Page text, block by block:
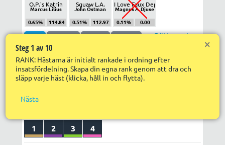
0.65% 114.84
O.P.'s Katrin
Marcus Lilius
0.51% 112.97
Squaw L.A.
John Östman
0.11% 0.00
I Love Faux Depart
Magnus A. Djuse
Utdelning
Rätta system
ABC set 1 LÄGG TILL REGEL
1 2 3 4
Steg 1 av 10
RANK: Hästarna är initialt rankade i ordning efter
insatsfördelning. Skapa din egna rank genom att dra och
släpp varje häst (klicka, håll in och flytta).
Nästa
×